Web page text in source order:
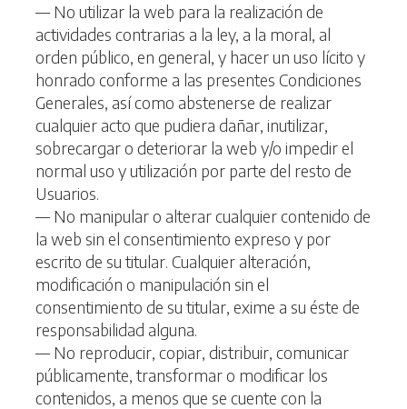
— No utilizar la web para la realización de
actividades contrarias a la ley, a la moral, al
orden público, en general, y hacer un uso lícito y
honrado conforme a las presentes Condiciones
Generales, así como abstenerse de realizar
cualquier acto que pudiera dañar, inutilizar,
sobrecargar o deteriorar la web y/o impedir el
normal uso y utilización por parte del resto de
Usuarios.
— No manipular o alterar cualquier contenido de
la web sin el consentimiento expreso y por
escrito de su titular. Cualquier alteración,
modificación o manipulación sin el
consentimiento de su titular, exime a su éste de
responsabilidad alguna.
— No reproducir, copiar, distribuir, comunicar
públicamente, transformar o modificar los
contenidos, a menos que se cuente con la